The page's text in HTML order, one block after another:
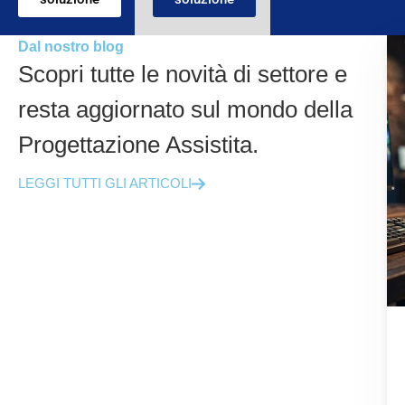
Dal nostro blog
Scopri tutte le novità di settore e
resta aggiornato sul mondo della
Progettazione Assistita.
LEGGI TUTTI GLI ARTICOLI